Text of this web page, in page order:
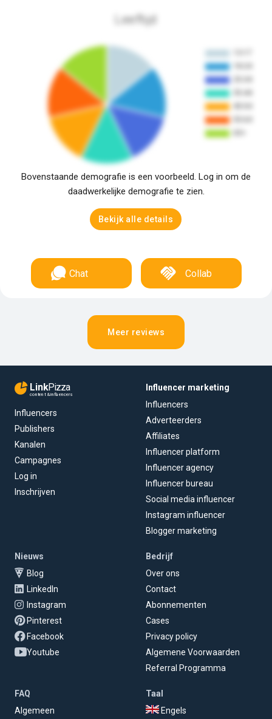
Leeftijd
Bovenstaande demografie is een voorbeeld. Log in om de
daadwerkelijke demografie te zien.
Bekijk alle details
Chat Collab
Meer reviews
LinkPizza
content & influencers
Influencers
Publishers
Kanalen
Campagnes
Log in
Inschrijven
Influencer marketing
Influencers
Adverteerders
Affiliates
Influencer platform
Influencer agency
Influencer bureau
Social media influencer
Instagram influencer
Blogger marketing
Nieuws
Blog
LinkedIn
Instagram
Pinterest
Facebook
Youtube
Bedrijf
Over ons
Contact
Abonnementen
Cases
Privacy policy
Algemene Voorwaarden
Referral Programma
FAQ
Algemeen
Taal
Engels